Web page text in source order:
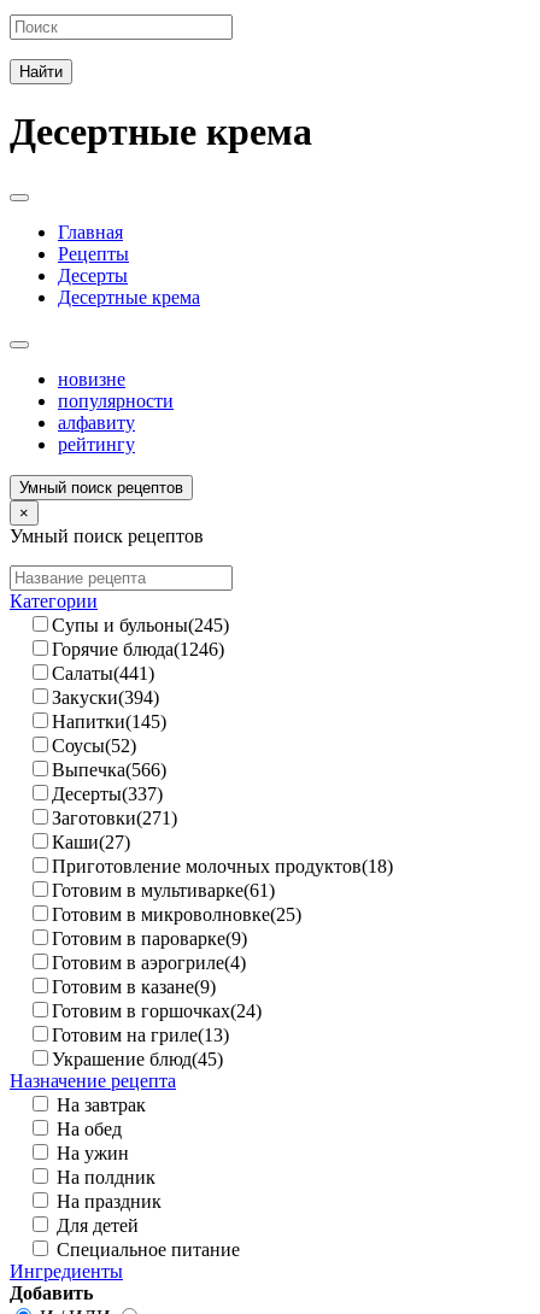
Десертные крема
Главная
Рецепты
Десерты
Десертные крема
новизне
популярности
алфавиту
рейтингу
Умный поиск рецептов
×
Умный поиск рецептов
Категории
Супы и бульоны(245)
Горячие блюда(1246)
Салаты(441)
Закуски(394)
Напитки(145)
Соусы(52)
Выпечка(566)
Десерты(337)
Заготовки(271)
Каши(27)
Приготовление молочных продуктов(18)
Готовим в мультиварке(61)
Готовим в микроволновке(25)
Готовим в пароварке(9)
Готовим в аэрогриле(4)
Готовим в казане(9)
Готовим в горшочках(24)
Готовим на гриле(13)
Украшение блюд(45)
Назначение рецепта
На завтрак
На обед
На ужин
На полдник
На праздник
Для детей
Специальное питание
Ингредиенты
Добавить